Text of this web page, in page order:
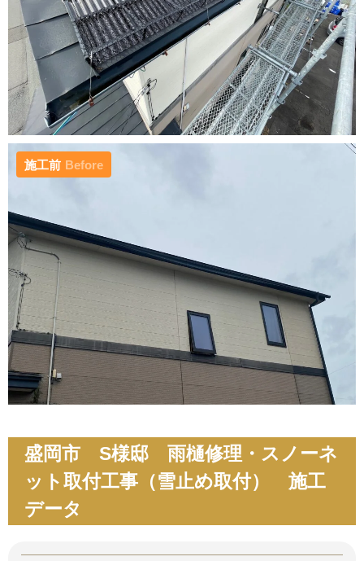
施工前 Before
盛岡市 S様邸 雨樋修理・スノーネ
ット取付工事（雪止め取付） 施工
データ